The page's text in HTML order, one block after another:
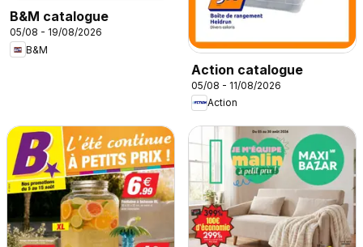
B&M catalogue
05/08 - 19/08/2026
B&M
Action catalogue
05/08 - 11/08/2026
Action